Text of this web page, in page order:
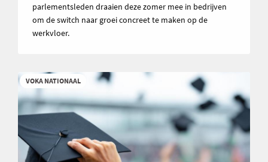
parlementsleden draaien deze zomer mee in bedrijven
om de switch naar groei concreet te maken op de
werkvloer.
VOKA NATIONAAL